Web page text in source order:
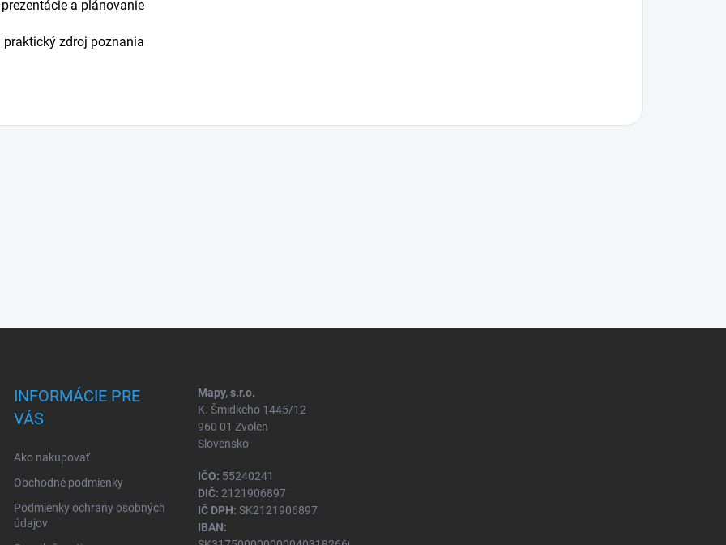
a plánovanie
zdroj poznania
INFORMÁCIE PRE
VÁS
Ako nakupovať
Obchodné podmienky
Podmienky ochrany osobných
údajov
Mapy, s.r.o.
K. Šmidkeho 1445/12
960 01 Zvolen
Slovensko
IČO: 55240241
DIČ: 2121906897
IČ DPH: SK2121906897
IBAN: